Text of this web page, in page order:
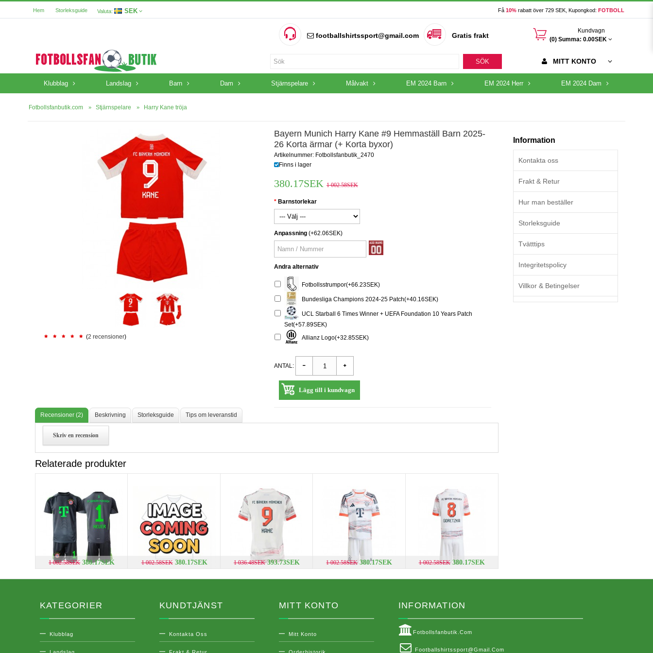
Hem Storleksguide Valuta: SEK Få 10% rabatt över 729 SEK, Kupongkod: FOTBOLL
footballshirtssport@gmail.com Gratis frakt 󰃦
Kundvagn
(0) Summa: 0.00SEK
SÖK MITT KONTO
Klubblag Landslag Barn Dam Stjärnspelare Målvakt EM 2024 Barn EM 2024 Herr EM 2024 Dam
Fotbollsfanbutik.com Stjärnspelare Harry Kane tröja
(2 recensioner)
Bayern Munich Harry Kane #9 Hemmaställ Barn 2025-
26 Korta ärmar (+ Korta byxor)
Artikelnummer: Fotbollsfanbutik_2470
Finns i lager
380.17SEK 1 002.58SEK
Barnstorlekar
Anpassning (+62.06SEK)
Andra alternativ
Fotbollsstrumpor(+66.23SEK)
Bundesliga Champions 2024-25 Patch(+40.16SEK)
UCL Starball 6 Times Winner + UEFA Foundation 10 Years Patch
Set(+57.89SEK)
Allianz Logo(+32.85SEK)
ANTAL:
Lägg till i kundvagn
Recensioner (2) Beskrivning Storleksguide Tips om leveranstid
Skriv en recension
Relaterade produkter
1 002.58SEK 380.17SEK 1 002.58SEK 380.17SEK 1 036.48SEK 393.73SEK 1 002.58SEK 380.17SEK 1 002.58SEK 380.17SEK
Information
Kontakta oss
Frakt & Retur
Hur man beställer
Storleksguide
Tvätttips
Integritetspolicy
Villkor & Betingelser
KATEGORIER
Klubblag
KUNDTJÄNST
Kontakta Oss
MITT KONTO
Mitt Konto
INFORMATION
Fotbollsfanbutik.com
Footballshirtssport@gmail.com